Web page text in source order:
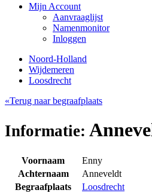
Mijn Account
Aanvraaglijst
Namenmonitor
Inloggen
Noord-Holland
Wijdemeren
Loosdrecht
«Terug naar begraafplaats
Informatie:
Voornaam
Enny
Achternaam
Anneveldt
Begraafplaats
Loosdrecht